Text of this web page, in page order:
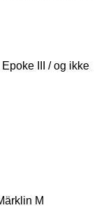
III / og ikke
M